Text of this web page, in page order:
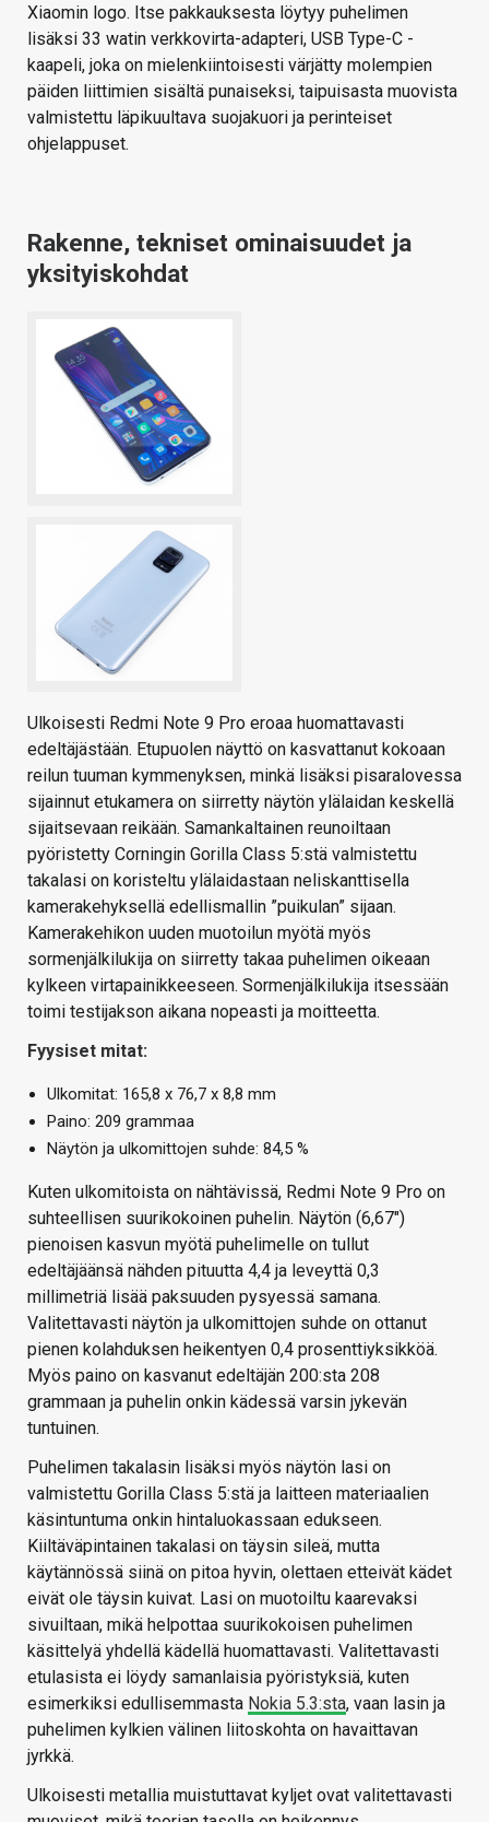
Xiaomin logo. Itse pakkauksesta löytyy puhelimen
lisäksi 33 watin verkkovirta-adapteri, USB Type-C -
kaapeli, joka on mielenkiintoisesti värjätty molempien
päiden liittimien sisältä punaiseksi, taipuisasta muovista
valmistettu läpikuultava suojakuori ja perinteiset
ohjelappuset.
Rakenne, tekniset ominaisuudet ja
yksityiskohdat
Ulkoisesti Redmi Note 9 Pro eroaa huomattavasti
edeltäjästään. Etupuolen näyttö on kasvattanut kokoaan
reilun tuuman kymmenyksen, minkä lisäksi pisaralovessa
sijainnut etukamera on siirretty näytön ylälaidan keskellä
sijaitsevaan reikään. Samankaltainen reunoiltaan
pyöristetty Corningin Gorilla Class 5:stä valmistettu
takalasi on koristeltu ylälaidastaan neliskanttisella
kamerakehyksellä edellismallin ”puikulan” sijaan.
Kamerakehikon uuden muotoilun myötä myös
sormenjälkilukija on siirretty takaa puhelimen oikeaan
kylkeen virtapainikkeeseen. Sormenjälkilukija itsessään
toimi testijakson aikana nopeasti ja moitteetta.
Fyysiset mitat:
Ulkomitat: 165,8 x 76,7 x 8,8 mm
Paino: 209 grammaa
Näytön ja ulkomittojen suhde: 84,5 %
Kuten ulkomitoista on nähtävissä, Redmi Note 9 Pro on
suhteellisen suurikokoinen puhelin. Näytön (6,67″)
pienoisen kasvun myötä puhelimelle on tullut
edeltäjäänsä nähden pituutta 4,4 ja leveyttä 0,3
millimetriä lisää paksuuden pysyessä samana.
Valitettavasti näytön ja ulkomittojen suhde on ottanut
pienen kolahduksen heikentyen 0,4 prosenttiyksikköä.
Myös paino on kasvanut edeltäjän 200:sta 208
grammaan ja puhelin onkin kädessä varsin jykevän
tuntuinen.
Puhelimen takalasin lisäksi myös näytön lasi on
valmistettu Gorilla Class 5:stä ja laitteen materiaalien
käsintuntuma onkin hintaluokassaan edukseen.
Kiiltäväpintainen takalasi on täysin sileä, mutta
käytännössä siinä on pitoa hyvin, olettaen etteivät kädet
eivät ole täysin kuivat. Lasi on muotoiltu kaarevaksi
sivuiltaan, mikä helpottaa suurikokoisen puhelimen
käsittelyä yhdellä kädellä huomattavasti. Valitettavasti
etulasista ei löydy samanlaisia pyöristyksiä, kuten
esimerkiksi edullisemmasta Nokia 5.3:sta, vaan lasin ja
puhelimen kylkien välinen liitoskohta on havaittavan
jyrkkä.
Ulkoisesti metallia muistuttavat kyljet ovat valitettavasti